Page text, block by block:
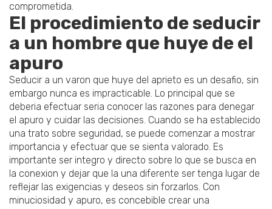
comprometida.
El procedimiento de seducir
a un hombre que huye de el
apuro
Seducir a un varon que huye del aprieto es un desafio, sin
embargo nunca es impracticable. Lo principal que se
deberia efectuar seri­a conocer las razones para denegar
el apuro y cuidar las decisiones. Cuando se ha establecido
una trato sobre seguridad, se puede comenzar a mostrar
importancia y efectuar que se sienta valorado. Es
importante ser integro y directo sobre lo que se busca en
la conexion y dejar que la una diferente ser tenga lugar de
reflejar las exigencias y deseos sin forzarlos. Con
minuciosidad y apuro, es concebible crear una